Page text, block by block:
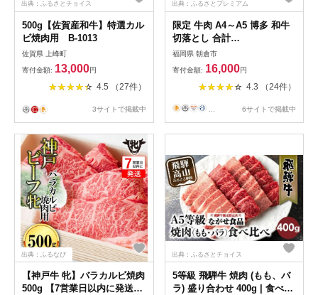
出典：ふるさとチョイス
500g【佐賀産和牛】特選カル
ビ焼肉用 B-1013
佐賀県 上峰町
寄付金額: 13,000円
4.5 （27件）
3サイトで掲載中
出典：ふるさとプレミアム
限定 牛肉 A4～A5 博多 和牛
切落とし 合計
1000g（500g×2p）計1kg 肩
ロース 赤身 バラ カルビ 配送
不可：離島
福岡県 朝倉市
寄付金額: 16,000円
4.3 （24件）
... 6サイトで掲載中
出典：ふるなび
【神戸牛 牝】バラカルビ焼肉
500g 【7営業日以内に発送
出典：ふるさとチョイス
5等級 飛騨牛 焼肉 (もも、バ
ラ) 盛り合わせ 400g | 食べ比